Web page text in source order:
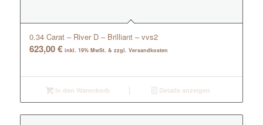
0.34 Carat – River D – Brilliant – vvs2
623,00€ inkl. 19% MwSt. & zzgl. Versandkosten
In den Warenkorb Details anzeigen